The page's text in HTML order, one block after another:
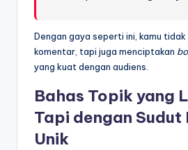
Dengan gaya seperti ini, kamu tidak
komentar, tapi juga menciptakan
yang kuat dengan audiens.
Bahas Topik yang
Tapi dengan Sudut
Unik